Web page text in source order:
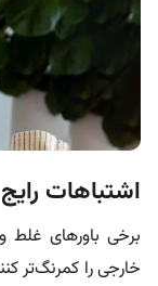
اشتباهات
برخی باورهای غلط
خارجی را کمرنگ‌تر